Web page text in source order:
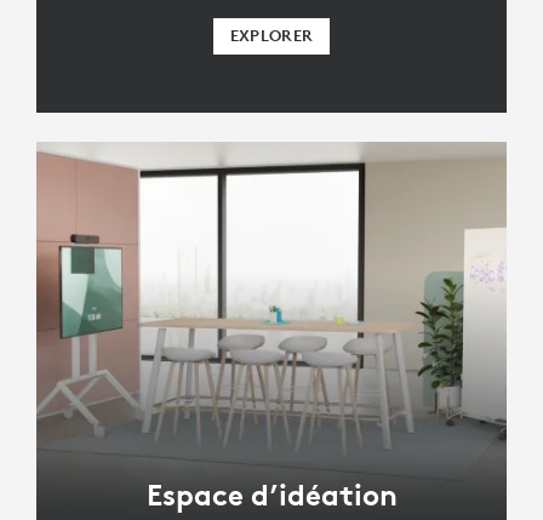
EXPLORER
Espace d’idéation